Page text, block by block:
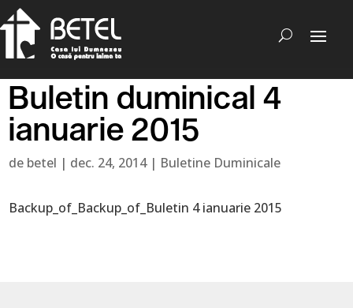
Buletin duminical 4
ianuarie 2015
de betel | dec. 24, 2014| Buletine Duminicale
Backup_of_Backup_of_Buletin 4 ianuarie 2015